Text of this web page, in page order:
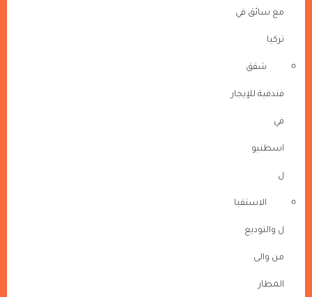
مع سائق في
تركيا
شقق
فندقية للإيجار
في
اسطنبو
ل
الاستقبا
ل والتوديع
من والى
المطار